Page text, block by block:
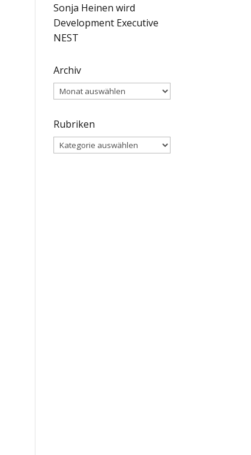
Sonja Heinen wird
Development Executive
NEST
Archiv
Archiv
Rubriken
Rubriken